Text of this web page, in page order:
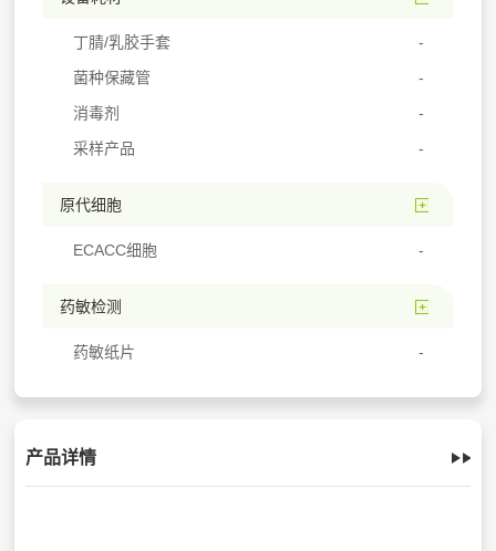
丁腈/乳胶手套
菌种保藏管
消毒剂
采样产品
原代细胞
ECACC细胞
药敏检测
药敏纸片
产品详情